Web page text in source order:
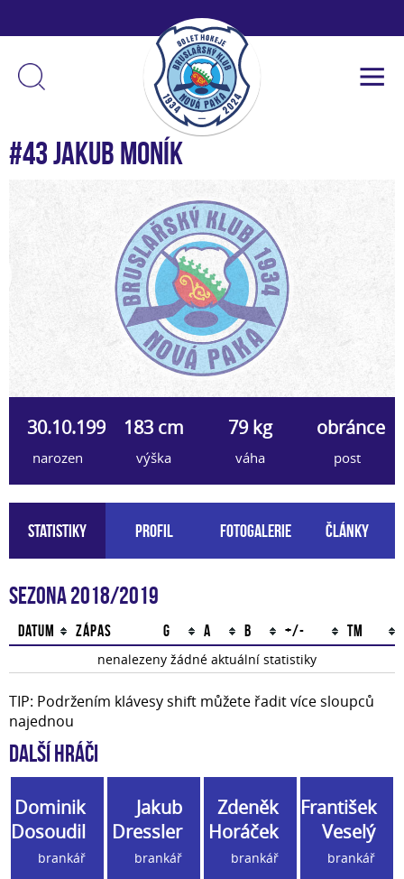
#43 Jakub Moník
30.10.1998
narozen
183 cm
výška
79 kg
váha
obránce
post
Statistiky Profil Fotogalerie Články
Sezona 2018/2019
Datum Zápas G A B +/- TM
nenalezeny žádné aktuální statistiky
TIP: Podržením klávesy shift můžete řadit více sloupců
najednou
Další hráči
Dominik
Dosoudil
brankář
Jakub
Dressler
brankář
Zdeněk
Horáček
brankář
František
Veselý
brankář